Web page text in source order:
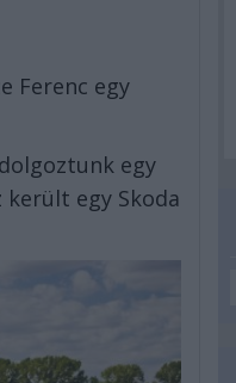
Ferenc egy
egy
egy Skoda